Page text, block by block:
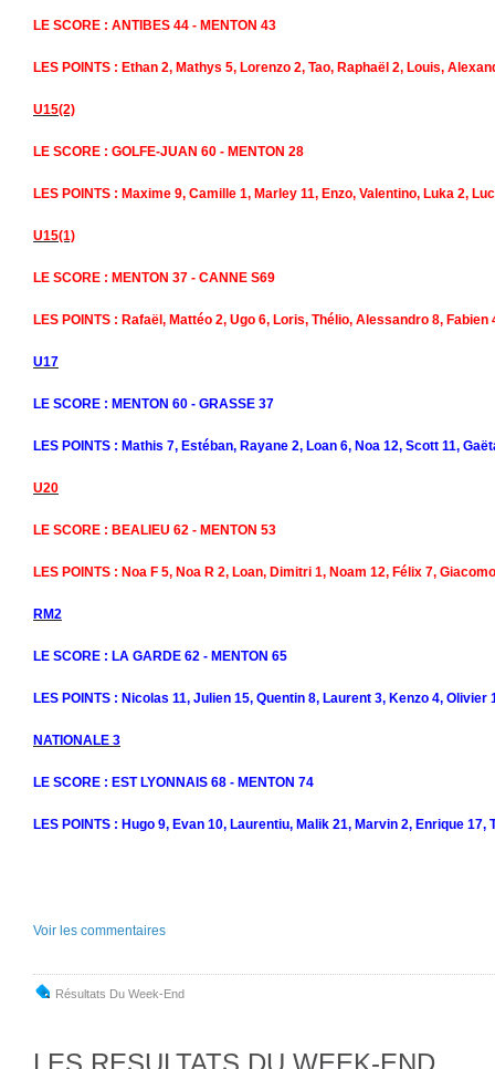
LE SCORE : ANTIBES 44 - MENTON 43
LES POINTS : Ethan 2, Mathys 5, Lorenzo 2, Tao, Raphaël 2, Louis,
U15(2)
LE SCORE : GOLFE-JUAN 60 - MENTON 28
LES POINTS : Maxime 9, Camille 1, Marley 11, Enzo, Valentino, Luka 2,
U15(1)
LE SCORE : MENTON 37 - CANNE S69
LES POINTS : Rafaël, Mattéo 2, Ugo 6, Loris, Thélio, Alessandro 8,
U17
LE SCORE : MENTON 60 - GRASSE 37
LES POINTS : Mathis 7, Estéban, Rayane 2, Loan 6, Noa 12, Scott 11,
U20
LE SCORE : BEALIEU 62 - MENTON 53
LES POINTS : Noa F 5, Noa R 2, Loan, Dimitri 1, Noam 12, Félix 7,
RM2
LE SCORE : LA GARDE 62 - MENTON 65
LES POINTS : Nicolas 11, Julien 15, Quentin 8, Laurent 3, Kenzo 4, Olivier
NATIONALE 3
LE SCORE : EST LYONNAIS 68 - MENTON 74
LES POINTS : Hugo 9, Evan 10, Laurentiu, Malik 21, Marvin 2, Enrique 17,
Voir les commentaires
Résultats Du Week-End
LES RESULTATS DU WEEK-END